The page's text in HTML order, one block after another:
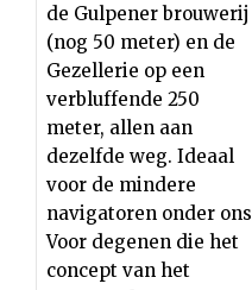
de Gulpener brouwerij
(nog 50 meter) en de
Gezellerie op een
verbluffende 250
meter, allen aan
dezelfde weg. Ideaal
voor de mindere
navigatoren onder
Voor degenen die het
concept van het